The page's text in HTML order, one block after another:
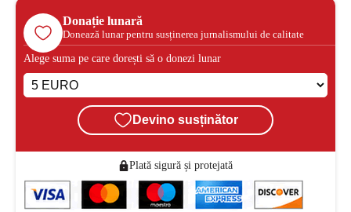
Donație lunară
Donează lunar pentru susținerea jurnalismului de calitate
Alege suma pe care dorești să o donezi lunar
Devino susținător
Plată sigură și protejată